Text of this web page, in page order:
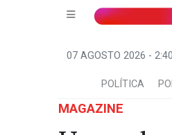
07 AGOSTO 2026 - 2:40
POLÍTICA
MAGAZINE